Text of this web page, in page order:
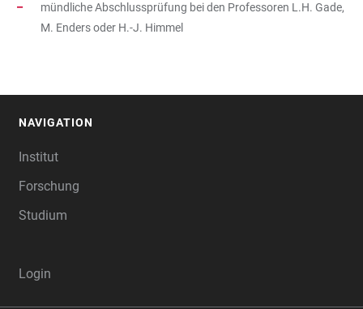
mündliche Abschlussprüfung bei den Professoren L.H. Gade,
M. Enders oder H.-J. Himmel
NAVIGATION
Institut
Forschung
Studium
Login